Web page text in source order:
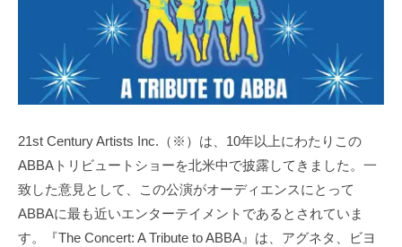
21st Century Artists Inc.（※）は、10年以上にわたりこの
ABBAトリビュートショーを北米中で披露してきました。一
致した意見として、この公演がオーディエンスにとって
ABBAに最も近いエンターテイメントであるとされていま
す。『The Concert: A Tribute to ABBA』は、アグネタ、ビヨ